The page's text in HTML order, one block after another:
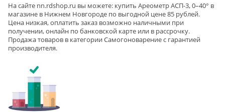
На сайте nn.rdshop.ru вы можете: купить Ареометр АСП-3, 0–40° в
магазине в Нижнем Новгороде по выгодной цене 85 рублей.
Цена низкая, оплатить заказ возможно наличными при
получении, онлайн по банковской карте или в рассрочку.
Продажа товаров в категорииСамогоноварениес гарантией
производителя.